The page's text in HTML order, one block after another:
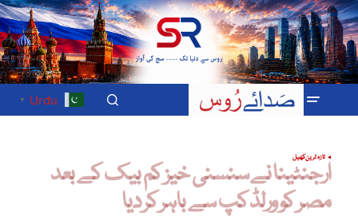
Urdu
▼
تازہ ترینکھیل
ارجنٹینا نے سنسنی خیز کم بیک کے بعد
مصر کو ورلڈ کپ سے باہر کر دیا